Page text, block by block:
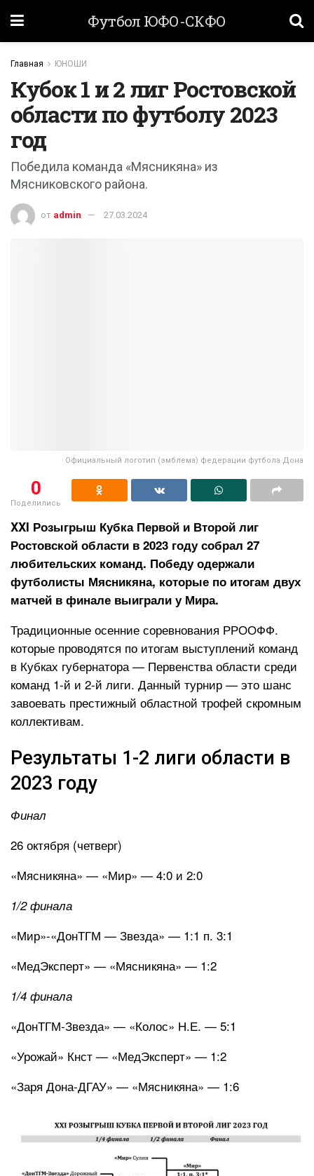
Футбол ЮФО-СКФО
Главная ЮНОШИ
Кубок 1 и 2 лиг Ростовской
области по футболу 2023
год
Победила команда «Мясникяна» из
Мясниковского района.
от admin 27.03.2024
Официальный логотип (эмблема) федерации футбола Дона
0
Поделились
XXI Розыгрыш Кубка Первой и Второй лиг
Ростовской области в 2023 году собрал 27
любительских команд. Победу одержали
футболисты Мясникяна, которые по итогам двух
матчей в финале выиграли у Мира.
Традиционные осенние соревнования РРООФФ.
которые проводятся по итогам выступлений команд
в Кубках губернатора — Первенства области среди
команд 1-й и 2-й лиги. Данный турнир — это шанс
завоевать престижный областной трофей скромным
коллективам.
Результаты 1-2 лиги области в
2023 году
Финал
26 октября (четверг)
«Мясникяна» — «Мир» — 4:0 и 2:0
1/2 финала
«Мир»-«ДонТГМ — Звезда» — 1:1 п. 3:1
«МедЭксперт» — «Мясникяна» — 1:2
1/4 финала
«ДонТГМ-Звезда» — «Колос» Н.Е. — 5:1
«Урожай» Кнст — «МедЭксперт» — 1:2
«Заря Дона-ДГАУ» — «Мясникяна» — 1:6